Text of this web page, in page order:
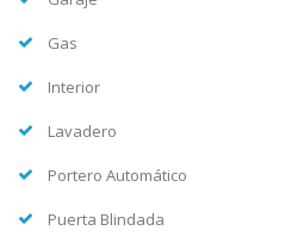
Gas
Interior
Lavadero
Portero Automático
Puerta Blindada